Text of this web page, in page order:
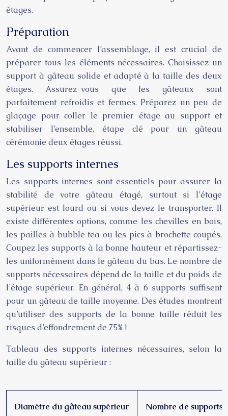
étages.
Préparation
Avant de commencer l’assemblage, il est crucial de
préparer tous les éléments nécessaires. Choisissez un
support à gâteau solide et adapté à la taille des deux
étages. Assurez-vous que les gâteaux sont
parfaitement refroidis et fermes. Préparez un peu de
glaçage pour coller le premier étage au support et
stabiliser l’ensemble, étape clé pour un gâteau
cérémonie deux étages réussi.
Les supports internes
Les supports internes sont essentiels pour assurer la
stabilité de votre gâteau étagé, surtout si l’étage
supérieur est lourd ou si vous devez le transporter. Il
existe différentes options, comme les chevilles en bois,
les pailles à bubble tea ou les pics à brochette coupés.
Coupez les supports à la bonne hauteur et répartissez-
les uniformément dans le gâteau du bas. Le nombre de
supports nécessaires dépend de la taille et du poids de
l’étage supérieur. En général, 4 à 6 supports suffisent
pour un gâteau de taille moyenne. Des études montrent
qu’utiliser des supports de la bonne taille réduit les
risques d’effondrement de 75% !
Tableau des supports internes nécessaires, selon la
taille du gâteau supérieur :
Diamètre du gâteau supérieur Nombre de supports